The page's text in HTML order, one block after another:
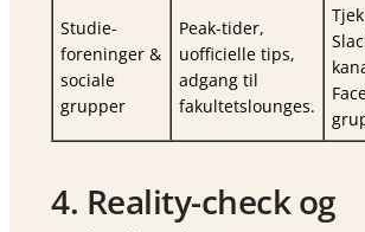
Studie­
foreninger &
sociale
grupper
Peak-tider,
uofficielle tips,
adgang til
fakultetslounges.
Tjek
4. Reality-check og